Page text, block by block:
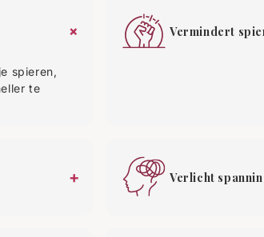
+
spieren,
te
Vermindert
+ Verlicht